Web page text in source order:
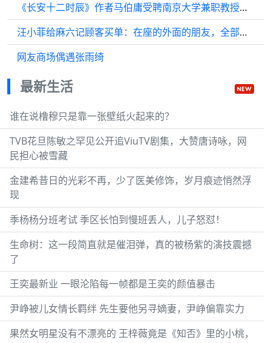
《长安十二时辰》作者马伯庸受聘南京大学兼职教授，曾获朱自清散文奖
汪小菲给麻六记顾客买单：在座的外面的朋友，全部都由我来买单
网友商场偶遇张雨绮
最新生活
谁在说橹穆只是靠一张壁纸火起来的？
TVB花旦陈敏之罕见公开追ViuTV剧集，大赞唐诗咏，网
民担心被雪藏
金建希昔日的光彩不再，少了医美修饰，岁月痕迹悄然浮
现
季杨杨分班考试 季区长怕到慢班丢人，儿子怒怼！
生命树：这一段简直就是催泪弹，真的被杨紫的演技震撼
了
王奕最新业 一眼沦陷每一帧都是王奕的颜值暴击
尹峥被儿女情长羁绊 先生要他另寻嫡妻，尹峥偏靠实力
果然女明星没有不漂亮的 王梓薇竟是《知否》里的小桃，